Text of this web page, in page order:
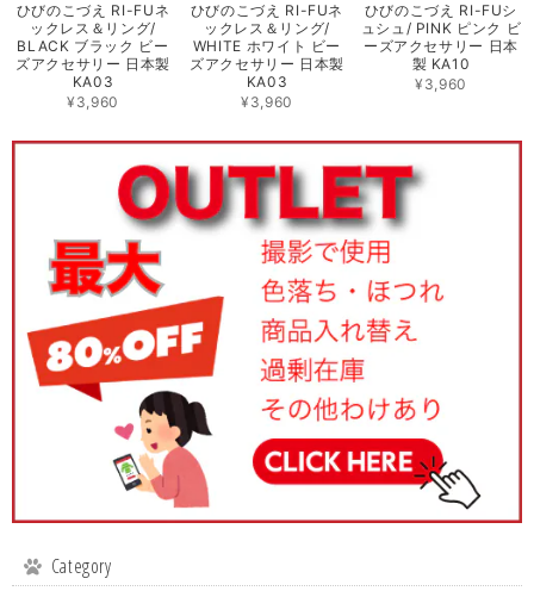
ひびのこづえ RI-FUネ
ックレス＆リング/
BLACK ブラック ビー
ズアクセサリー 日本製
KA03
¥3,960
ひびのこづえ RI-FUネ
ックレス＆リング/
WHITE ホワイト ビー
ズアクセサリー 日本製
KA03
¥3,960
ひびのこづえ RI-FUシ
ュシュ/ PINK ピンク ビ
ーズアクセサリー 日本
製 KA10
¥3,960
Category